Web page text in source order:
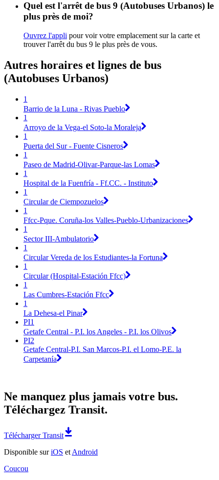
Quel est l'arrêt de bus 9 (Autobuses Urbanos) le
plus près de moi?
Ouvrez l'appli pour voir votre emplacement sur la carte et
trouver l'arrêt du bus 9 le plus près de vous.
Autres horaires et lignes de bus
(Autobuses Urbanos)
1
Barrio de la Luna - Rivas Pueblo
1
Arroyo de la Vega-el Soto-la Moraleja
1
Puerta del Sur - Fuente Cisneros
1
Paseo de Madrid-Olivar-Parque-las Lomas
1
Hospital de la Fuenfría - Ff.CC. - Instituto
1
Circular de Ciempozuelos
1
Ffcc-Pque. Coruña-los Valles-Pueblo-Urbanizaciones
1
Sector III-Ambulatorio
1
Circular Vereda de los Estudiantes-la Fortuna
1
Circular (Hospital-Estación Ffcc)
1
Las Cumbres-Estación Ffcc
1
La Dehesa-el Pinar
PI1
Getafe Central - P.I. los Angeles - P.I. los Olivos
PI2
Getafe Central-P.I. San Marcos-P.I. el Lomo-P.E. la
Carpetanía
Ne manquez plus jamais votre bus.
Téléchargez Transit.
Télécharger Transit
Disponible suriOS et Android
Coucou